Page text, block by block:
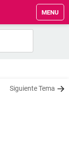
MENU
Siguiente Tema